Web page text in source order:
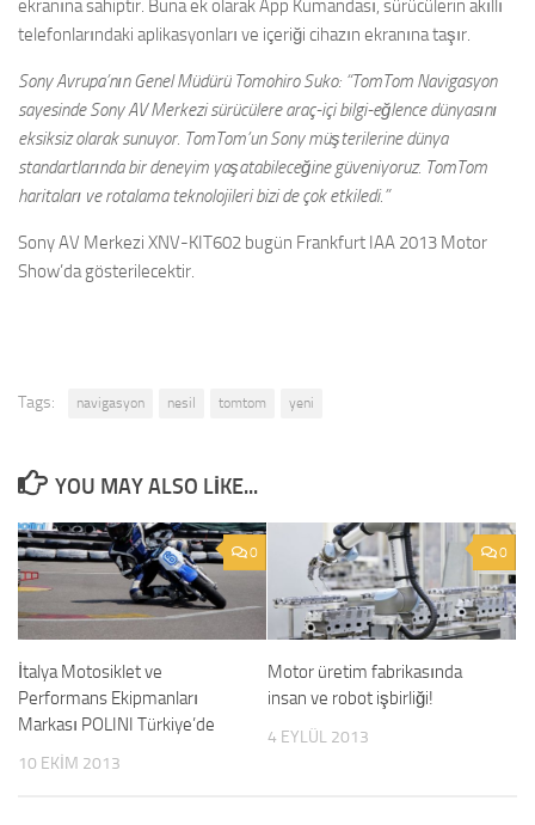
ekranına sahiptir. Buna ek olarak App Kumandası, sürücülerin akıllı
telefonlarındaki aplikasyonları ve içeriği cihazın ekranına taşır.
Sony Avrupa’nın Genel Müdürü Tomohiro Suko: “TomTom Navigasyon
sayesinde Sony AV Merkezi sürücülere araç-içi bilgi-eğlence dünyasını
eksiksiz olarak sunuyor. TomTom’un Sony müşterilerine dünya
standartlarında bir deneyim yaşatabileceğine güveniyoruz. TomTom
haritaları ve rotalama teknolojileri bizi de çok etkiledi.”
Sony AV Merkezi XNV-KIT602 bugün Frankfurt IAA 2013 Motor
Show’da gösterilecektir.
Tags: navigasyon nesil tomtom yeni
YOU MAY ALSO LIKE...
0
İtalya Motosiklet ve
Performans Ekipmanları
Markası POLINI Türkiye’de
10 EKIM 2013
0
Motor üretim fabrikasında
insan ve robot işbirliği!
4 EYLÜL 2013